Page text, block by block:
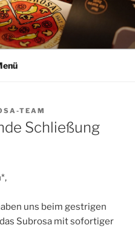
TEAM
Schließung
uns beim gestrigen
Subrosa mit sofortiger